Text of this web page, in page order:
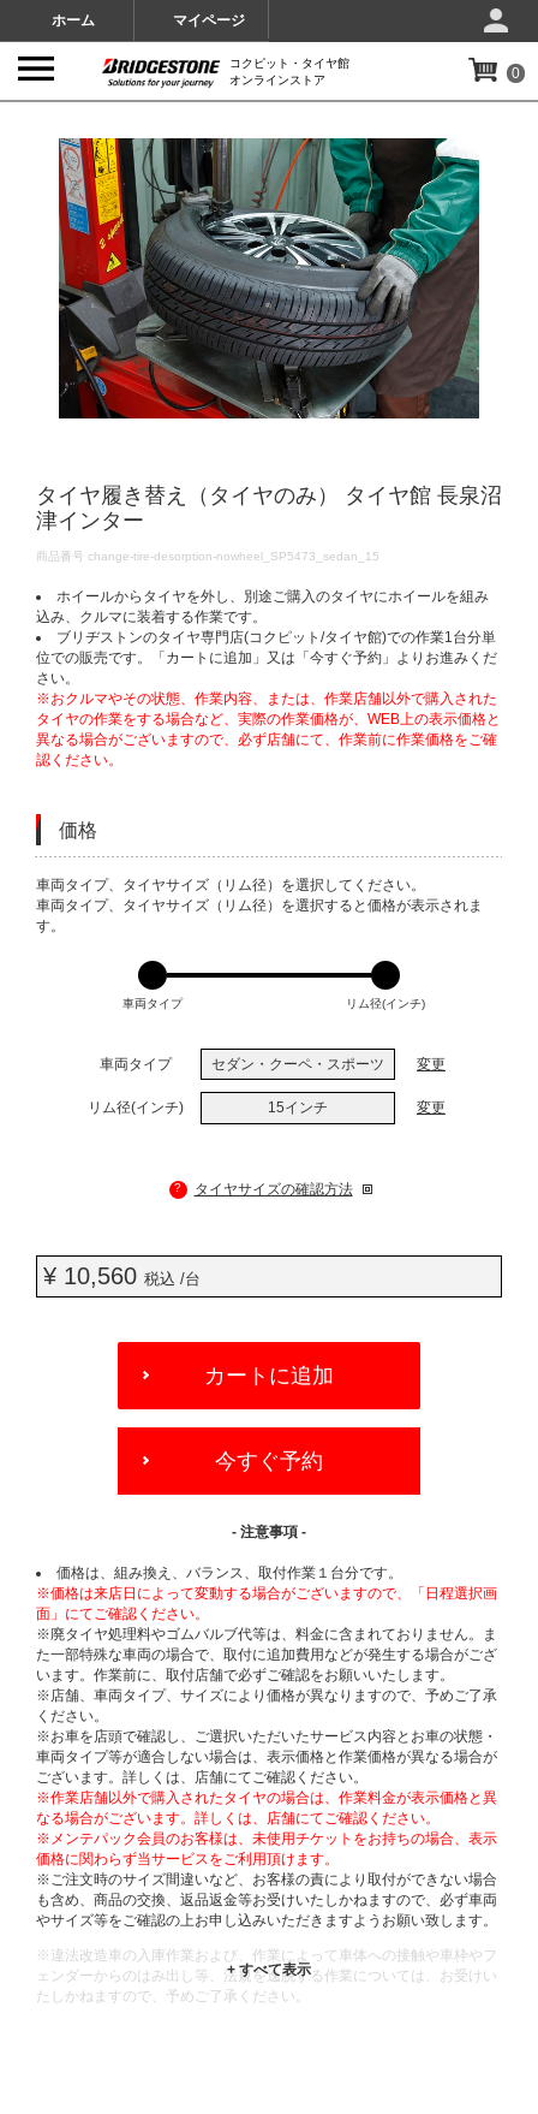
ホーム マイページ
コクピット・タイヤ館
オンラインストア
0
タイヤ履き替え（タイヤのみ） タイヤ館 長泉沼
津インター
DETAILS
商品番号 change-tire-desorption-nowheel_SP5473_sedan_15
ホイールからタイヤを外し、別途ご購入のタイヤにホイールを組み
込み、クルマに装着する作業です。
ブリヂストンのタイヤ専門店(コクピット/タイヤ館)での作業1台分単
位での販売です。「カートに追加」又は「今すぐ予約」よりお進みくだ
さい。
※おクルマやその状態、作業内容、または、作業店舗以外で購入された
タイヤの作業をする場合など、実際の作業価格が、WEB上の表示価格と
異なる場合がございますので、必ず店舗にて、作業前に作業価格をご確
認ください。
価格
VARIATIONS
車両タイプ、タイヤサイズ（リム径）を選択してください。
車両タイプ、タイヤサイズ（リム径）を選択すると価格が表示されま
す。
車両タイプ リム径(インチ)
車両タイプ セダン・クーペ・スポーツ 変更
リム径(インチ) 15インチ 変更
? タイヤサイズの確認方法
¥ 10,560 税込 /台
OPTIONS
カートに追加
今すぐ予約
- 注意事項 -
価格は、組み換え、バランス、取付作業１台分です。
※価格は来店日によって変動する場合がございますので、「日程選択画
面」にてご確認ください。
※廃タイヤ処理料やゴムバルブ代等は、料金に含まれておりません。ま
た一部特殊な車両の場合で、取付に追加費用などが発生する場合がござ
います。作業前に、取付店舗で必ずご確認をお願いいたします。
※店舗、車両タイプ、サイズにより価格が異なりますので、予めご了承
ください。
※お車を店頭で確認し、ご選択いただいたサービス内容とお車の状態・
車両タイプ等が適合しない場合は、表示価格と作業価格が異なる場合が
ございます。詳しくは、店舗にてご確認ください。
※作業店舗以外で購入されたタイヤの場合は、作業料金が表示価格と異
なる場合がございます。詳しくは、店舗にてご確認ください。
※メンテパック会員のお客様は、未使用チケットをお持ちの場合、表示
価格に関わらず当サービスをご利用頂けます。
※ご注文時のサイズ間違いなど、お客様の責により取付ができない場合
も含め、商品の交換、返品返金等お受けいたしかねますので、必ず車両
やサイズ等をご確認の上お申し込みいただきますようお願い致します。
※違法改造車の入庫作業および、作業によって車体への接触や車枠やフ
ェンダーからのはみ出し等、法規を逸脱する作業については、お受けい
たしかねますので、予めご了承ください。